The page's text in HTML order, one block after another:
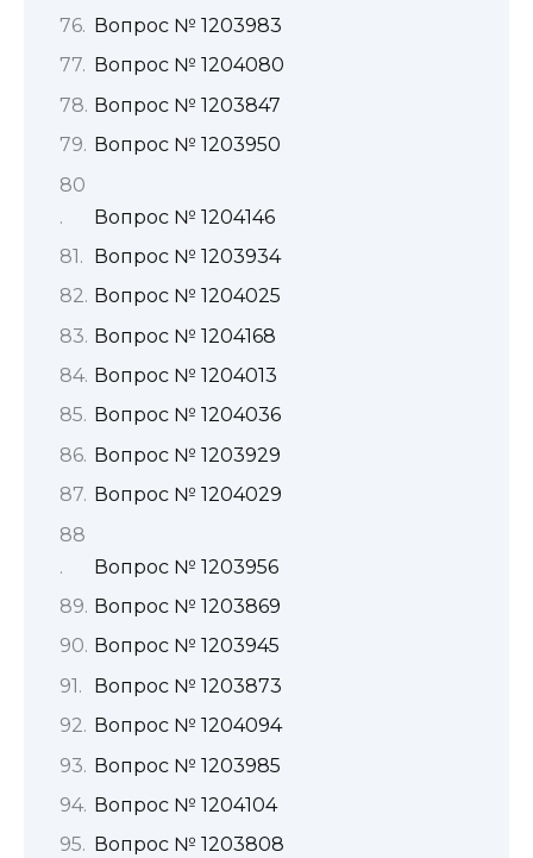
Вопрос № 1203983
Вопрос № 1204080
Вопрос № 1203847
Вопрос № 1203950
Вопрос № 1204146
Вопрос № 1203934
Вопрос № 1204025
Вопрос № 1204168
Вопрос № 1204013
Вопрос № 1204036
Вопрос № 1203929
Вопрос № 1204029
Вопрос № 1203956
Вопрос № 1203869
Вопрос № 1203945
Вопрос № 1203873
Вопрос № 1204094
Вопрос № 1203985
Вопрос № 1204104
Вопрос № 1203808